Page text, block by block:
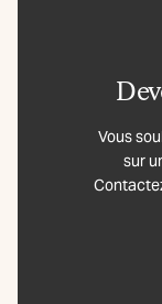
Vous
sur